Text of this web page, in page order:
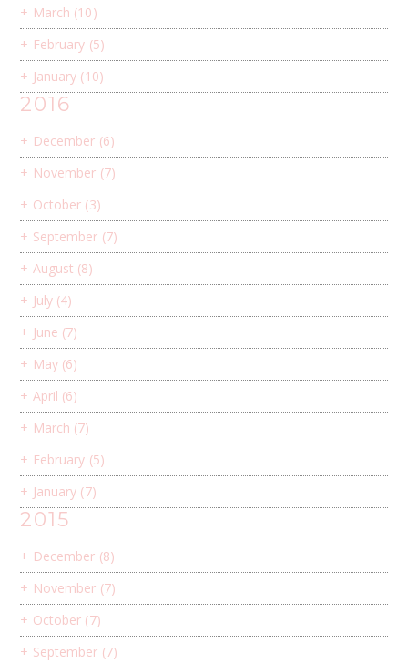
+ March (10)
+ February (5)
+ January (10)
2016
+ December (6)
+ November (7)
+ October (3)
+ September (7)
+ August (8)
+ July (4)
+ June (7)
+ May (6)
+ April (6)
+ March (7)
+ February (5)
+ January (7)
2015
+ December (8)
+ November (7)
+ October (7)
+ September (7)